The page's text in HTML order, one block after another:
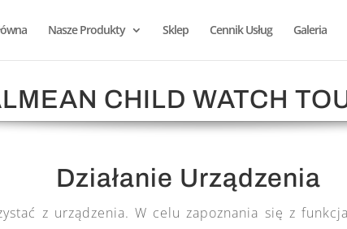
Nasze Produkty Sklep Cennik Usług Galeria
CHILD WATCH
Działanie Urządzenia
z urządzenia. W celu zapoznania się z